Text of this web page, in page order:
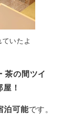
いたよ
茶の間ツイ
！
泊可能です。